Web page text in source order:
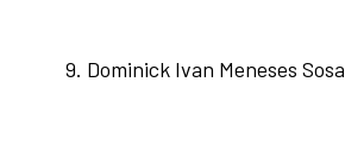
Dominick Ivan Meneses Sosa